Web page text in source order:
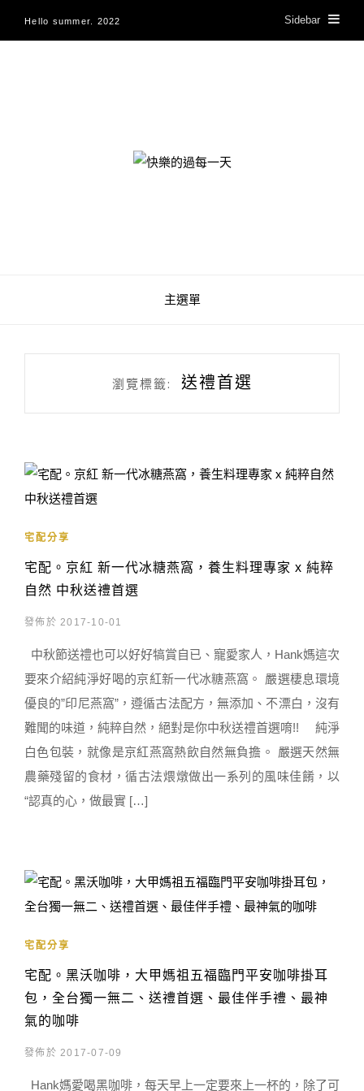
Hello summer. 2022 Sidebar
快樂的過每一天
主選單
瀏覽標籤: 送禮首選
宅配分享
宅配。京紅 新一代冰糖燕窩，養生料理專家 x 純粹
自然 中秋送禮首選
發佈於 2017-10-01
中秋節送禮也可以好好犒賞自已、寵愛家人，Hank媽這次
要來介紹純淨好喝的京紅新一代冰糖燕窩。 嚴選棲息環境
優良的”印尼燕窩”，遵循古法配方，無添加、不漂白，沒有
難聞的味道，純粹自然，絕對是你中秋送禮首選唷!! 純淨
白色包裝，就像是京紅燕窩熱飲自然無負擔。 嚴選天然無
農藥殘留的食材，循古法煨燉做出一系列的風味佳餚，以
“認真的心，做最實 […]
宅配分享
宅配。黑沃咖啡，大甲媽祖五福臨門平安咖啡掛耳
包，全台獨一無二、送禮首選、最佳伴手禮、最神
氣的咖啡
發佈於 2017-07-09
Hank媽愛喝黑咖啡，每天早上一定要來上一杯的，除了可